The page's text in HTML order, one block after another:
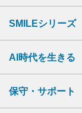
SMILEシリーズ
AI時代を生きる
保守・サポート